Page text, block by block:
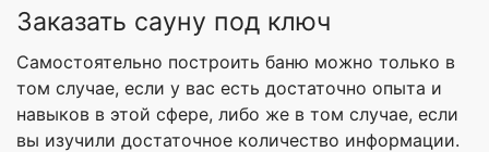
Заказать сауну под ключ
Самостоятельно построить баню можно только в
том случае, если у вас есть достаточно опыта и
навыков в этой сфере, либо же в том случае, если
вы изучили достаточное количество информации.